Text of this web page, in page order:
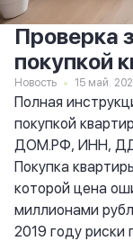
Проверка
покупкой
Новость 15 май.
Полная
покупкой
ДОМ.РФ, ИНН,
Покупка
которой цена
миллионами
2019 году риски